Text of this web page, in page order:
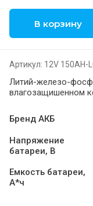
В корзину
Артикул: 12V 150AH-
Литий-железо-
влагозащишенном
Бренд АКБ
Напряжение
батареи, В
Емкость батареи,
А*ч